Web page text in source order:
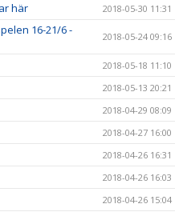
här 2018-05-30 11:31
16-21/6 -
2018-05-24 09:16
2018-05-18 11:10
2018-05-13 20:21
2018-04-29 08:09
2018-04-27 16:00
2018-04-26 16:31
2018-04-26 16:03
2018-04-26 15:04